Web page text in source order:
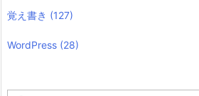
覚え書き (127)
WordPress (28)